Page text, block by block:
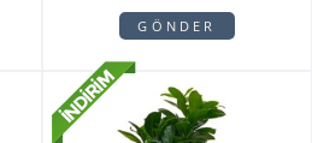
GÖNDER